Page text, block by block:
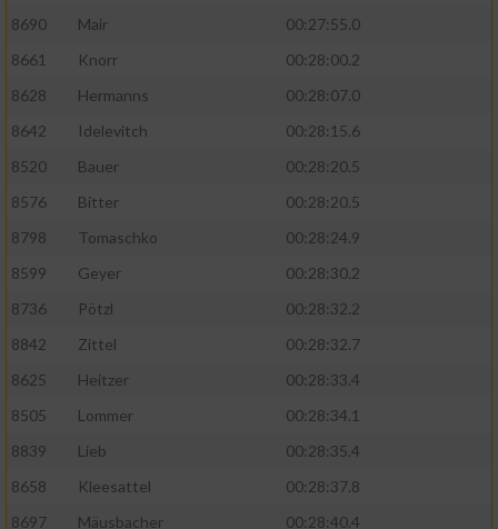
8690
Mair
00:27:55.0
8661
Knorr
00:28:00.2
8628
Hermanns
00:28:07.0
8642
Idelevitch
00:28:15.6
8520
Bauer
00:28:20.5
8576
Bitter
00:28:20.5
8798
Tomaschko
00:28:24.9
8599
Geyer
00:28:30.2
8736
Pötzl
00:28:32.2
8842
Zittel
00:28:32.7
8625
Heitzer
00:28:33.4
8505
Lommer
00:28:34.1
8839
Lieb
00:28:35.4
8658
Kleesattel
00:28:37.8
8697
Mäusbacher
00:28:40.4